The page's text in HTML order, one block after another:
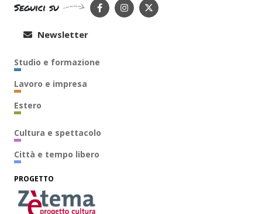
Seguici su
Newsletter
Studio e formazione
Lavoro e impresa
Estero
Cultura e spettacolo
Città e tempo libero
PROGETTO